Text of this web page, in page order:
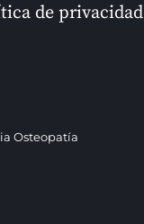
de privacidad
Osteopatía